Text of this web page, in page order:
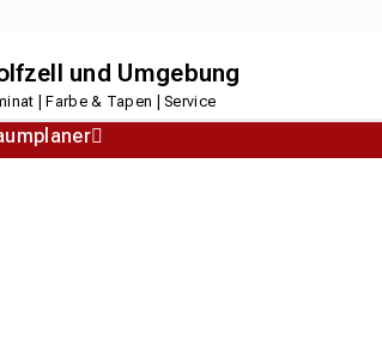
und Umgebung
| Farbe & Tapen | Service